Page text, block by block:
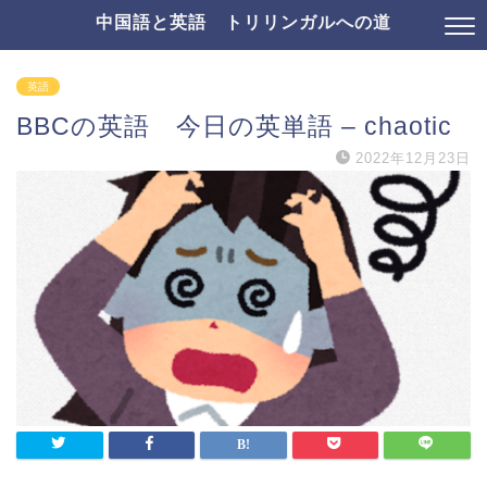
中国語と英語 トリリンガルへの道
英語
BBCの英語 今日の英単語 – chaotic
2022年12月23日